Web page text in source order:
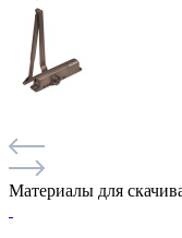
Материалы для